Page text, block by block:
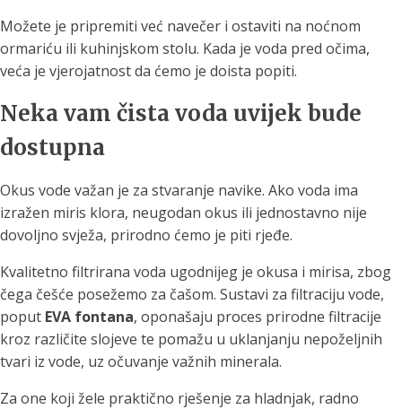
Možete je pripremiti već navečer i ostaviti na noćnom
ormariću ili kuhinjskom stolu. Kada je voda pred očima,
veća je vjerojatnost da ćemo je doista popiti.
Neka vam čista voda uvijek bude
dostupna
Okus vode važan je za stvaranje navike. Ako voda ima
izražen miris klora, neugodan okus ili jednostavno nije
dovoljno svježa, prirodno ćemo je piti rjeđe.
Kvalitetno filtrirana voda ugodnijeg je okusa i mirisa, zbog
čega češće posežemo za čašom. Sustavi za filtraciju vode,
poput EVA fontana, oponašaju proces prirodne filtracije
kroz različite slojeve te pomažu u uklanjanju nepoželjnih
tvari iz vode, uz očuvanje važnih minerala.
Za one koji žele praktično rješenje za hladnjak, radno